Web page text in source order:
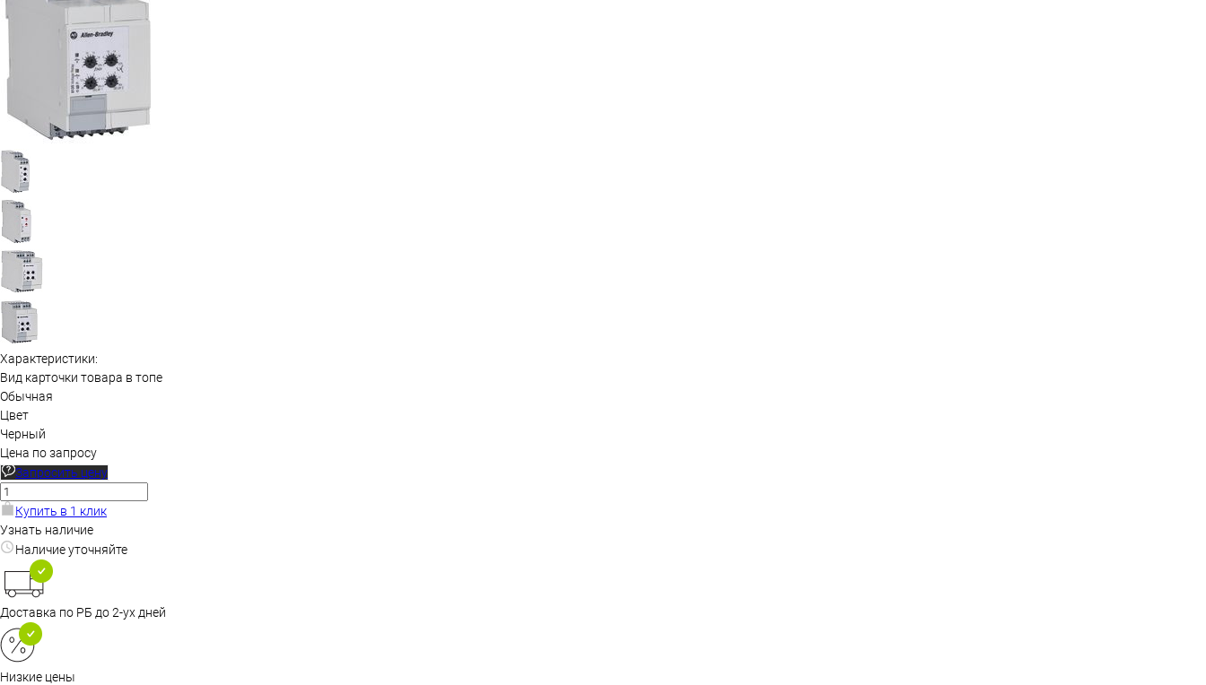
Характеристики:
Вид карточки товара в топе
Обычная
Цвет
Черный
Цена по запросу
Запросить цену
Купить в 1 клик
Узнать наличие
Наличие уточняйте
Доставка по РБ до 2-ух дней
Низкие цены